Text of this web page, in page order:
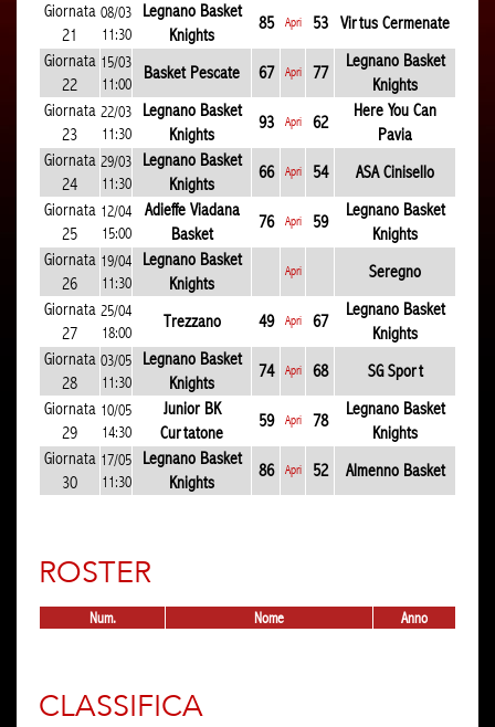
Giornata
21
08/03
11:30
Legnano Basket
Knights
85 Apri 53
Virtus Cermenate
Giornata
22
15/03
11:00
Basket Pescate 67 Apri 77
Legnano Basket
Knights
Giornata
23
22/03
11:30
Legnano Basket
Knights
93 Apri 62
Here You Can
Pavia
Giornata
24
29/03
11:30
Legnano Basket
Knights
66 Apri 54
ASA Cinisello
Giornata
25
12/04
15:00
Adieffe Viadana
Basket
76 Apri 59
Legnano Basket
Knights
Giornata
26
19/04
11:30
Legnano Basket
Knights
Apri
Seregno
Giornata
27
25/04
18:00
Trezzano 49 Apri 67
Legnano Basket
Knights
Giornata
28
03/05
11:30
Legnano Basket
Knights
74 Apri 68
SG Sport
Giornata
29
10/05
14:30
Junior BK
Curtatone
59 Apri 78
Legnano Basket
Knights
Giornata
30
17/05
11:30
Legnano Basket
Knights
86 Apri 52 Almenno Basket
ROSTER
Num. Nome Anno
CLASSIFICA